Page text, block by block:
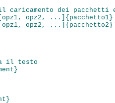
caricamento dei pacchetti
opz2, ...]{pacchetto1}
opz2, ...]{pacchetto2}
il testo